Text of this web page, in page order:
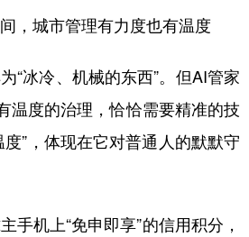
城市管理有力度也有温度
冰冷、机械的东西”。但AI管家
温度的治理，恰恰需要精准的技
”，体现在它对普通人的默默守
机上“免申即享”的信用积分，